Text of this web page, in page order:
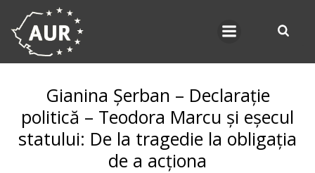
Gianina Șerban – Declarație
politică – Teodora Marcu și eșecul
statului: De la tragedie la obligația
de a acționa